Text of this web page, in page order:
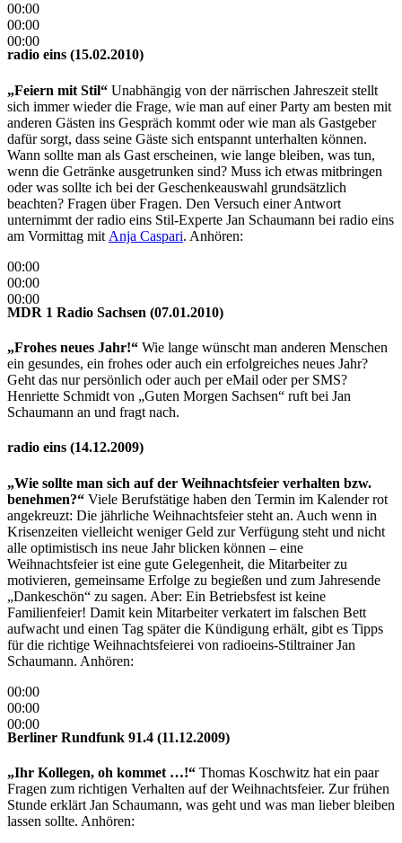
00:00
00:00
00:00
radio eins (15.02.2010)
„Feiern mit Stil“ Unabhängig von der närrischen Jahreszeit stellt
sich immer wieder die Frage, wie man auf einer Party am besten mit
anderen Gästen ins Gespräch kommt oder wie man als Gastgeber
dafür sorgt, dass seine Gäste sich entspannt unterhalten können.
Wann sollte man als Gast erscheinen, wie lange bleiben, was tun,
wenn die Getränke ausgetrunken sind? Muss ich etwas mitbringen
oder was sollte ich bei der Geschenkeauswahl grundsätzlich
beachten? Fragen über Fragen. Den Versuch einer Antwort
unternimmt der radio eins Stil-Experte Jan Schaumann bei radio eins
am Vormittag mit Anja Caspari. Anhören:
00:00
00:00
00:00
MDR 1 Radio Sachsen (07.01.2010)
„Frohes neues Jahr!“ Wie lange wünscht man anderen Menschen
ein gesundes, ein frohes oder auch ein erfolgreiches neues Jahr?
Geht das nur persönlich oder auch per eMail oder per SMS?
Henriette Schmidt von „Guten Morgen Sachsen“ ruft bei Jan
Schaumann an und fragt nach.
radio eins (14.12.2009)
„Wie sollte man sich auf der Weihnachtsfeier verhalten bzw.
benehmen?“ Viele Berufstätige haben den Termin im Kalender rot
angekreuzt: Die jährliche Weihnachtsfeier steht an. Auch wenn in
Krisenzeiten vielleicht weniger Geld zur Verfügung steht und nicht
alle optimistisch ins neue Jahr blicken können – eine
Weihnachtsfeier ist eine gute Gelegenheit, die Mitarbeiter zu
motivieren, gemeinsame Erfolge zu begießen und zum Jahresende
„Dankeschön“ zu sagen. Aber: Ein Betriebsfest ist keine
Familienfeier! Damit kein Mitarbeiter verkatert im falschen Bett
aufwacht und einen Tag später die Kündigung erhält, gibt es Tipps
für die richtige Weihnachtsfeierei von radioeins-Stiltrainer Jan
Schaumann. Anhören:
00:00
00:00
00:00
Berliner Rundfunk 91.4 (11.12.2009)
„Ihr Kollegen, oh kommet …!“ Thomas Koschwitz hat ein paar
Fragen zum richtigen Verhalten auf der Weihnachtsfeier. Zur frühen
Stunde erklärt Jan Schaumann, was geht und was man lieber bleiben
lassen sollte. Anhören: